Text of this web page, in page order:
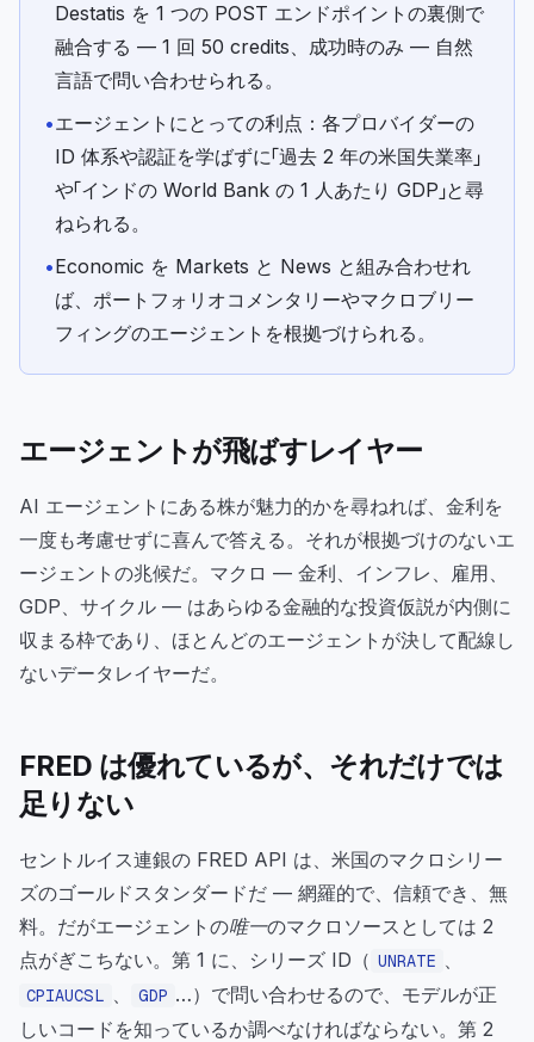
Destatis を 1 つの POST エンドポイントの裏側で
融合する — 1 回 50 credits、成功時のみ — 自然
言語で問い合わせられる。
•エージェントにとっての利点：各プロバイダーの
ID 体系や認証を学ばずに「過去 2 年の米国失業率」
や「インドの World Bank の 1 人あたり GDP」と尋
ねられる。
•Economic を Markets と News と組み合わせれ
ば、ポートフォリオコメンタリーやマクロブリー
フィングのエージェントを根拠づけられる。
エージェントが飛ばすレイヤー
AI エージェントにある株が魅力的かを尋ねれば、金利を
一度も考慮せずに喜んで答える。それが根拠づけのないエ
ージェントの兆候だ。マクロ — 金利、インフレ、雇用、
GDP、サイクル — はあらゆる金融的な投資仮説が内側に
収まる枠であり、ほとんどのエージェントが決して配線し
ないデータレイヤーだ。
FRED は優れているが、それだけでは
足りない
セントルイス連銀の FRED API は、米国のマクロシリー
ズのゴールドスタンダードだ — 網羅的で、信頼でき、無
料。だがエージェントの唯一のマクロソースとしては 2
点がぎこちない。第 1 に、シリーズ ID（ UNRATE 、
CPIAUCSL 、 GDP …）で問い合わせるので、モデルが正
しいコードを知っているか調べなければならない。第 2